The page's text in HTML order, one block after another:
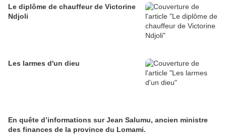
Le diplôme de chauffeur de Victorine
Ndjoli
Les larmes d'un dieu
En quête d’informations sur Jean Salumu, ancien ministre
des finances de la province du Lomami.